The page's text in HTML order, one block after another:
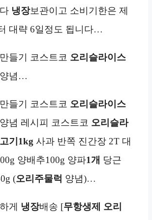
냉장보관이고 소비기한은 제
대략 6일정도 됩니다…
만들기 코스트코 오리 슬라이스
양념…
만들기 코스트코 오리 슬라이스
양념 레시피 코스트코 오리 슬라
기 1kg 사과 반쪽 진간장 2T 대
양배추100g 양파1개 당근
(오리주물럭 양념)…
게 냉장배송 [무항생제 오리